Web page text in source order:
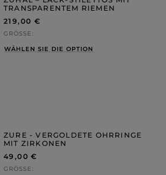
TRANSPARENTEM RIEMEN
219,00 €
GRÖSSE
WÄHLEN SIE DIE OPTION
ZURE - VERGOLDETE OHRRINGE
MIT ZIRKONEN
49,00 €
GRÖSSE